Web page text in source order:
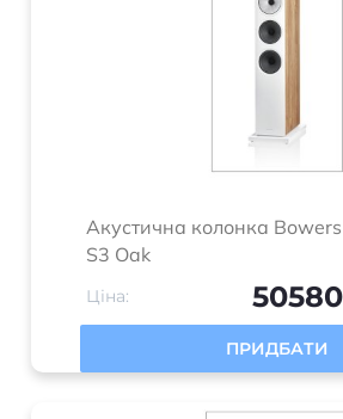
Акустична колонка
S3 Oak
Ціна: 50580
ПРИДБАТИ